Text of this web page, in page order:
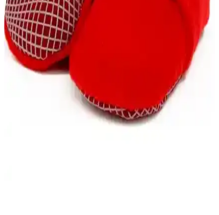
Gezer Kışlık Erkek Bebek Ayakkabıları
Karşılaştırması ve Özellikleri
Bu makalede, Gezer'in kışlık erkek bebek ayakkabısı modelleri
malzeme, konfor ve kullanım özellikleri açısından detaylı
karşılaştırılıyor.
Vicco 950.B21K.225 Anka Bebek Spor Ayakkabısı
Çocuklar İçin Konfor ve Şıklık Sunar
Vicco Anka spor ayakkabısı, hafif microfiber dış yüzey, nefes
alabilir tekstil iç astar ve kaymaz poliüretan taban ile çocukların